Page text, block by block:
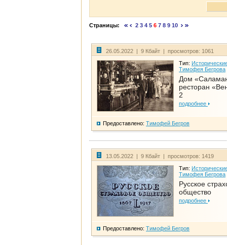
Страницы: 2 3 4 5 6 7 8 9 10
26.05.2022 | 9 Кбайт | просмотров: 1061
Тип:
Тимофея Бегрова
Дом
ресторан
2
подробнее
Предоставлено: Тимофей Бегров
13.05.2022 | 9 Кбайт | просмотров: 1419
Тип:
Тимофея Бегрова
Русское
общество
подробнее
Предоставлено: Тимофей Бегров